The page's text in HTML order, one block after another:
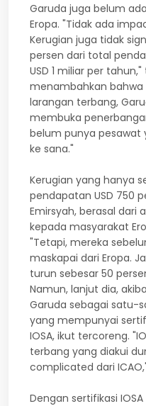
Garuda juga belum
Eropa. "Tidak ada
Kerugian juga tidak
persen dari total
USD 1 miliar per
menambahkan
larangan terbang,
membuka
belum punya
ke sana."
Kerugian yang hanya
pendapatan USD 750
Emirsyah, berasal dari
kepada masyarakat
"Tetapi, mereka
maskapai dari Eropa.
turun sebesar 50
Namun, lanjut dia,
Garuda sebagai satu-
yang mempunyai
IOSA, ikut tercoreng.
terbang yang diakui
complicated dari
Dengan sertifikasi